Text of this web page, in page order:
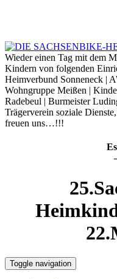
Wieder einen Tag mit dem
Kindern von folgenden
Heimverbund Sonneneck |
Wohngruppe Meißen |
Radebeul | Burmeister
Trägerverein soziale
freuen uns…!!!
Toggle navigation